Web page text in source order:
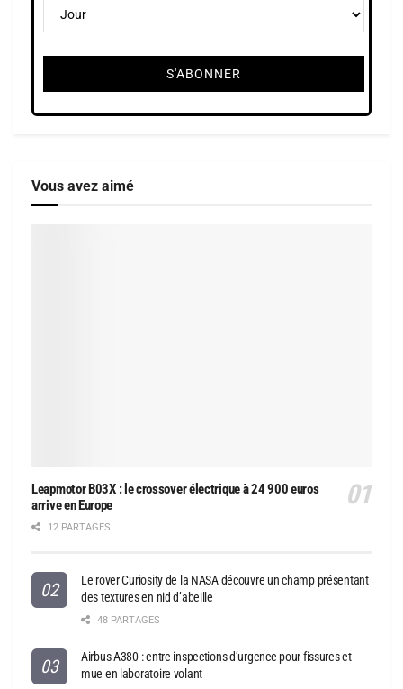
Vous avez aimé
Leapmotor B03X : le crossover électrique à 24 900 euros
arrive en Europe
12 PARTAGES
Le rover Curiosity de la NASA découvre un champ présentant
des textures en nid d’abeille
48 PARTAGES
Airbus A380 : entre inspections d’urgence pour fissures et
mue en laboratoire volant